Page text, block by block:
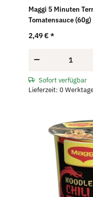
Maggi 5 Minuten
Tomatensauce (60g)
2,49 €*
Sofort verfügbar
Lieferzeit: 0